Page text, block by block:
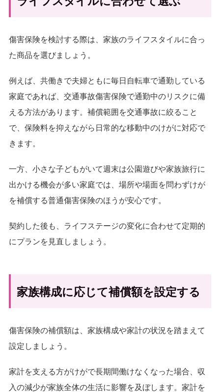
傷害保険を検討する際は、家族のライフスタイルに合っ
た商品を選びましょう。
例えば、共働きで夫婦ともに毎日自転車で通勤している
家庭であれば、交通事故傷害保険で通勤中のリスクに備
える方法があります。補償範囲を交通事故に絞ること
で、保険料を抑えながら日常的な移動中のけがに対応で
きます。
一方、小さな子どもがいて週末は公園遊びや家族旅行に
出かける機会が多い家庭では、場所や場面を問わずけが
を補償する普通傷害保険のほうが安心です。
契約した後も、ライフステージの変化に合わせて定期的
にプランを見直しましょう。
家族構成に応じて補償額を設定する
傷害保険の補償額は、家族構成や家計の状況を踏まえて
設定しましょう。
家計を支える方がけがで長期間働けなくなった場合、収
入の減少が家族全体の生活に影響を及ぼします。家計を